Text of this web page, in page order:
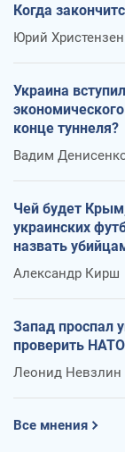
Когда
Юрий Христензен
Украина
конце туннеля?
Вадим
Чей будет
украинских
назвать
Александр Кирш
Запад проспал
проверить
Леонид Невзлин
Все мнения